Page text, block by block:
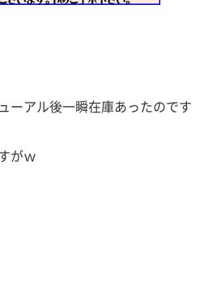
ーアル後一瞬在庫あったのです
がｗ